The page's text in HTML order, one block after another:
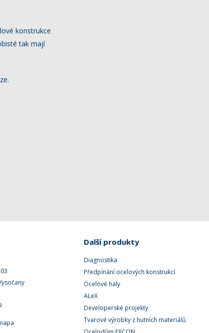
konstrukce
tak mají
Další produkty
Diagnostika
Předpínání ocelových konstrukcí
Ocelové haly
ALeX
Developerské projekty
Tvarové výrobky z hutních materiálů